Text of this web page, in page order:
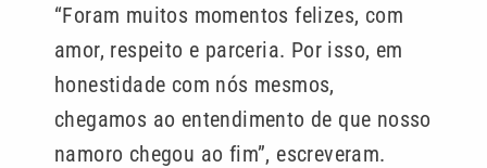
“Foram muitos momentos felizes, com
amor, respeito e parceria. Por isso, em
honestidade com nós mesmos,
chegamos ao entendimento de que nosso
namoro chegou ao fim”, escreveram.